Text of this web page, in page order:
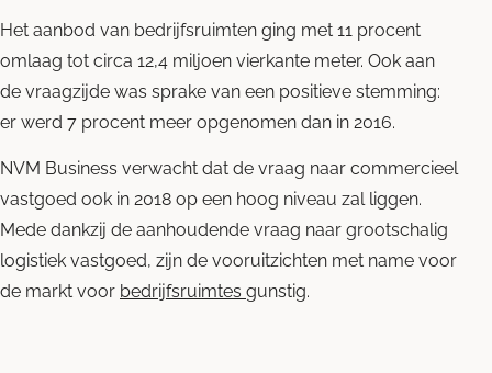
Het aanbod van bedrijfsruimten ging met 11 procent
omlaag tot circa 12,4 miljoen vierkante meter. Ook aan
de vraagzijde was sprake van een positieve stemming:
er werd 7 procent meer opgenomen dan in 2016.
NVM Business verwacht dat de vraag naar commercieel
vastgoed ook in 2018 op een hoog niveau zal liggen.
Mede dankzij de aanhoudende vraag naar grootschalig
logistiek vastgoed, zijn de vooruitzichten met name voor
de markt voor bedrijfsruimtes gunstig.